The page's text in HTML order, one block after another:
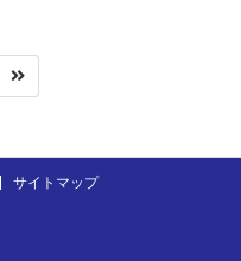
サイトマップ